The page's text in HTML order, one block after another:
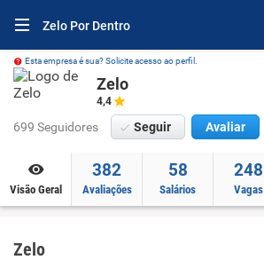
Zelo Por Dentro
Esta empresa é sua? Solicite acesso ao perfil.
Zelo
4,4
699 Seguidores Seguir Avaliar
Visão Geral
382
Avaliações
58
Salários
248
Vagas
Zelo